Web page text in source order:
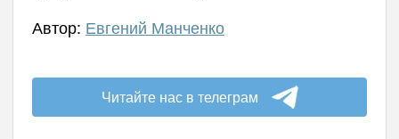
Автор: Евгений Манченко
Читайте нас в телеграм